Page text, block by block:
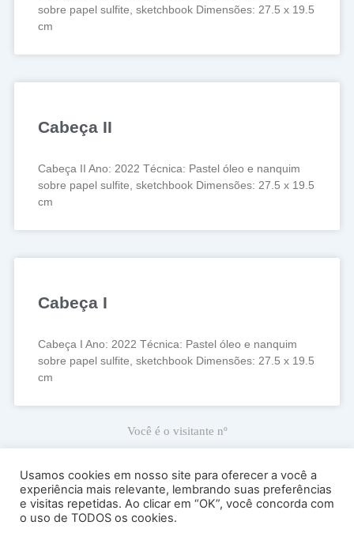
sobre papel sulfite, sketchbook Dimensões: 27.5 x 19.5
cm
Cabeça II
Cabeça II Ano: 2022 Técnica: Pastel óleo e nanquim
sobre papel sulfite, sketchbook Dimensões: 27.5 x 19.5
cm
Cabeça I
Cabeça I Ano: 2022 Técnica: Pastel óleo e nanquim
sobre papel sulfite, sketchbook Dimensões: 27.5 x 19.5
cm
Você é o visitante nº
66.893
Ricardo Carranza © 2022
Atelier Sede: Av. Antártica, 539, sala 53 – Perdizes – Cep 05003-
Usamos cookies em nosso site para oferecer a você a
experiência mais relevante, lembrando suas preferências
e visitas repetidas. Ao clicar em “OK”, você concorda com
o uso de TODOS os cookies.